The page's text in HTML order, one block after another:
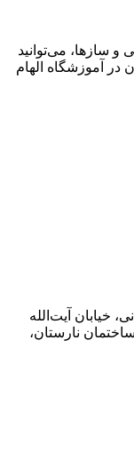
و سازها، می‌توانید
در آموزشگاه الهام
خیابان آیت‌الله
خمینی (آیت شمالی سابق)، پلاک ۸۵۶، ساختمان نارستان،